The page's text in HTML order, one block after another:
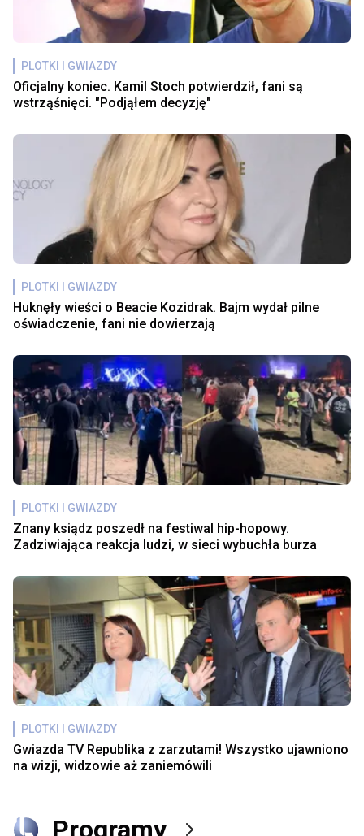
PLOTKI I GWIAZDY
Oficjalny koniec. Kamil Stoch potwierdził, fani są
wstrząśnięci. "Podjąłem decyzję"
PLOTKI I GWIAZDY
Huknęły wieści o Beacie Kozidrak. Bajm wydał pilne
oświadczenie, fani nie dowierzają
PLOTKI I GWIAZDY
Znany ksiądz poszedł na festiwal hip-hopowy.
Zadziwiająca reakcja ludzi, w sieci wybuchła burza
PLOTKI I GWIAZDY
Gwiazda TV Republika z zarzutami! Wszystko ujawniono
na wizji, widzowie aż zaniemówili
Programy